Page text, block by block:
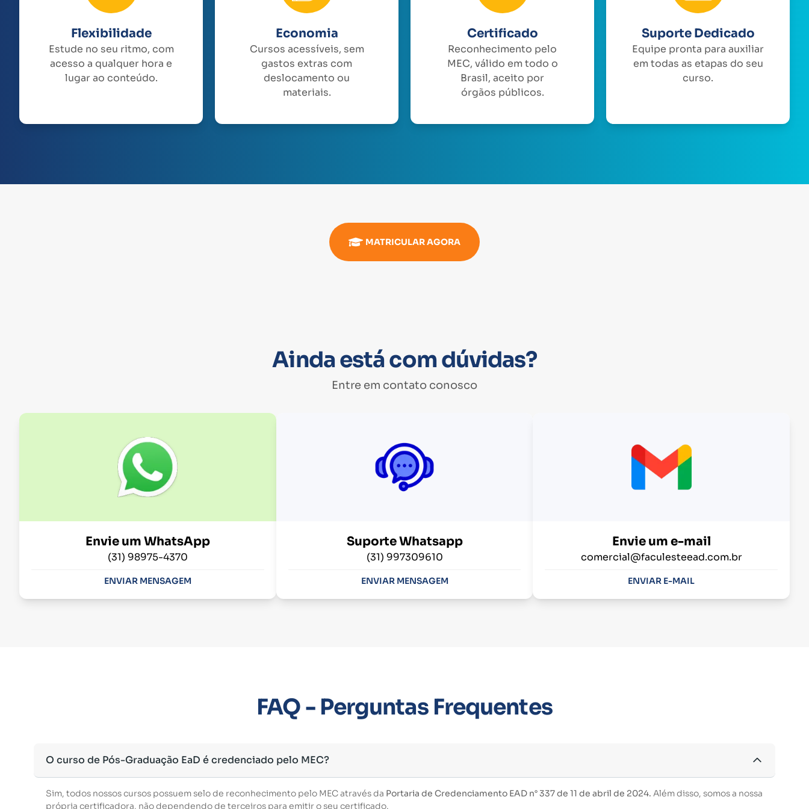
Flexibilidade
Estude no seu ritmo, com
acesso a qualquer hora e
lugar ao conteúdo.
Economia
Cursos acessíveis, sem
gastos extras com
deslocamento ou
materiais.
Certificado
Reconhecimento pelo
MEC, válido em todo o
Brasil, aceito por
órgãos públicos.
Suporte Dedicado
Equipe pronta para auxiliar
em todas as etapas do seu
curso.
MATRICULAR AGORA
Ainda está com dúvidas?
Entre em contato conosco
Envie um WhatsApp
(31) 98975-4370
ENVIAR MENSAGEM
Suporte Whatsapp
(31) 997309610
ENVIAR MENSAGEM
Envie um e-mail
comercial@faculesteead.com.br
ENVIAR E-MAIL
FAQ - Perguntas Frequentes
O curso de Pós-Graduação EaD é credenciado pelo MEC?
Sim, todos nossos cursos possuem selo de reconhecimento pelo MEC através da Portaria de Credenciamento EAD n° 337 de 11 de abril de 2024. Além disso, somos a nossa
própria certificadora, não dependendo de terceiros para emitir o seu certificado.